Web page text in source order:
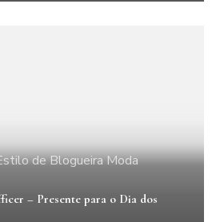
de BlogueiraModa
– Presente para o Dia dos